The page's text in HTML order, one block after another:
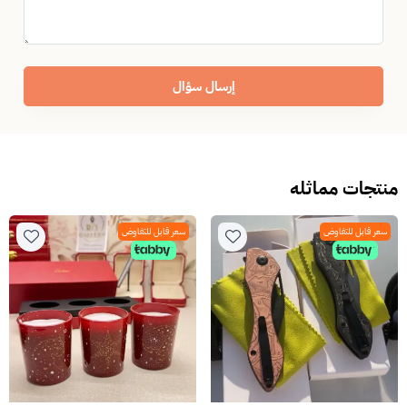
إرسال سؤال
منتجات مماثله
سعر قابل للتفاوض سعر قابل للتفاوض